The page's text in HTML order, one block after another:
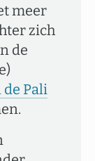
meer
zich
de
de Pali